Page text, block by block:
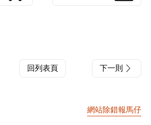
回列表頁 下一則
網站除錯報馬仔